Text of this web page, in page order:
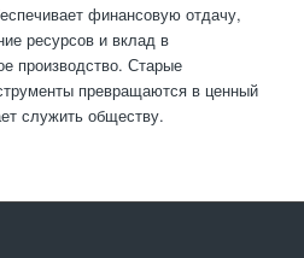
финансовую отдачу,
ресурсов и вклад в
производство. Старые
превращаются в ценный
служить обществу.